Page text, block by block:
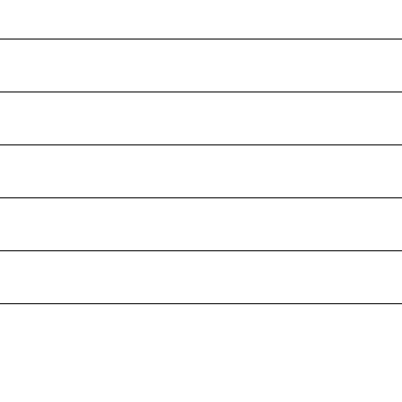
s příplatkem.
datum požádání o ruku – díky tomu můžeme ohlídat, že prsteny